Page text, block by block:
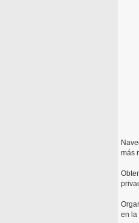
más
en la